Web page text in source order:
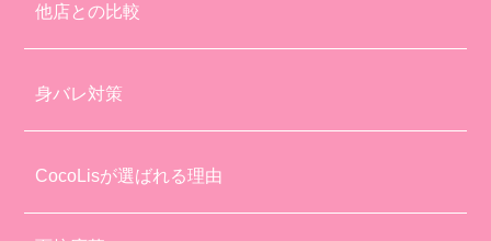
他店との比較
身バレ対策
CocoLisが選ばれる理由